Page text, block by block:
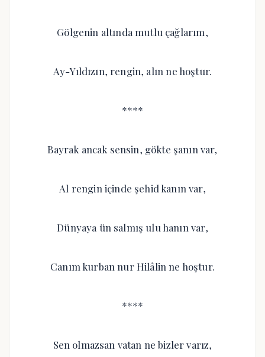
Gölgenin altında mutlu çağlarım,
Ay-Yıldızın, rengin, alın ne hoştur.
****
Bayrak ancak sensin, gökte şanın var,
Al rengin içinde şehid kanın var,
Dünyaya ün salmış ulu hanın var,
Canım kurban nur Hilâlin ne hoştur.
****
Sen olmazsan vatan ne bizler varız,